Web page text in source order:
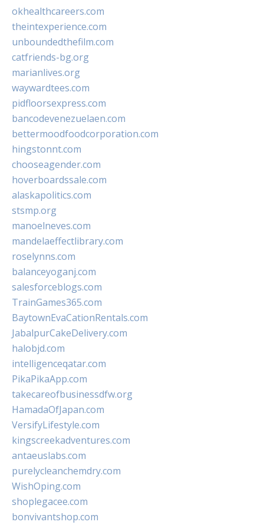
okhealthcareers.com
theintexperience.com
unboundedthefilm.com
catfriends-bg.org
marianlives.org
waywardtees.com
pidfloorsexpress.com
bancodevenezuelaen.com
bettermoodfoodcorporation.com
hingstonnt.com
chooseagender.com
hoverboardssale.com
alaskapolitics.com
stsmp.org
manoelneves.com
mandelaeffectlibrary.com
roselynns.com
balanceyoganj.com
salesforceblogs.com
TrainGames365.com
BaytownEvaCationRentals.com
JabalpurCakeDelivery.com
halobjd.com
intelligenceqatar.com
PikaPikaApp.com
takecareofbusinessdfw.org
HamadaOfJapan.com
VersifyLifestyle.com
kingscreekadventures.com
antaeuslabs.com
purelycleanchemdry.com
WishOping.com
shoplegacee.com
bonvivantshop.com